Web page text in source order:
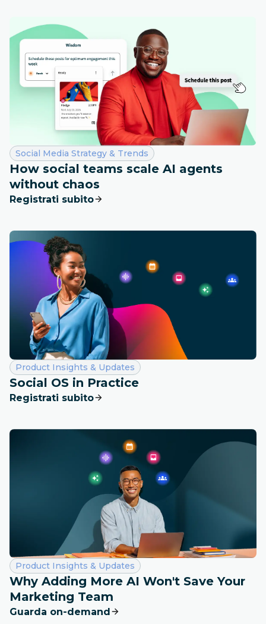
Categoria:
Social Media Strategy & Trends
How social teams scale AI agents
without chaos
Registrati subito
Categoria:
Product Insights & Updates
Social OS in Practice
Registrati subito
Categoria:
Product Insights & Updates
Why Adding More AI Won't Save Your
Marketing Team
Guarda on-demand